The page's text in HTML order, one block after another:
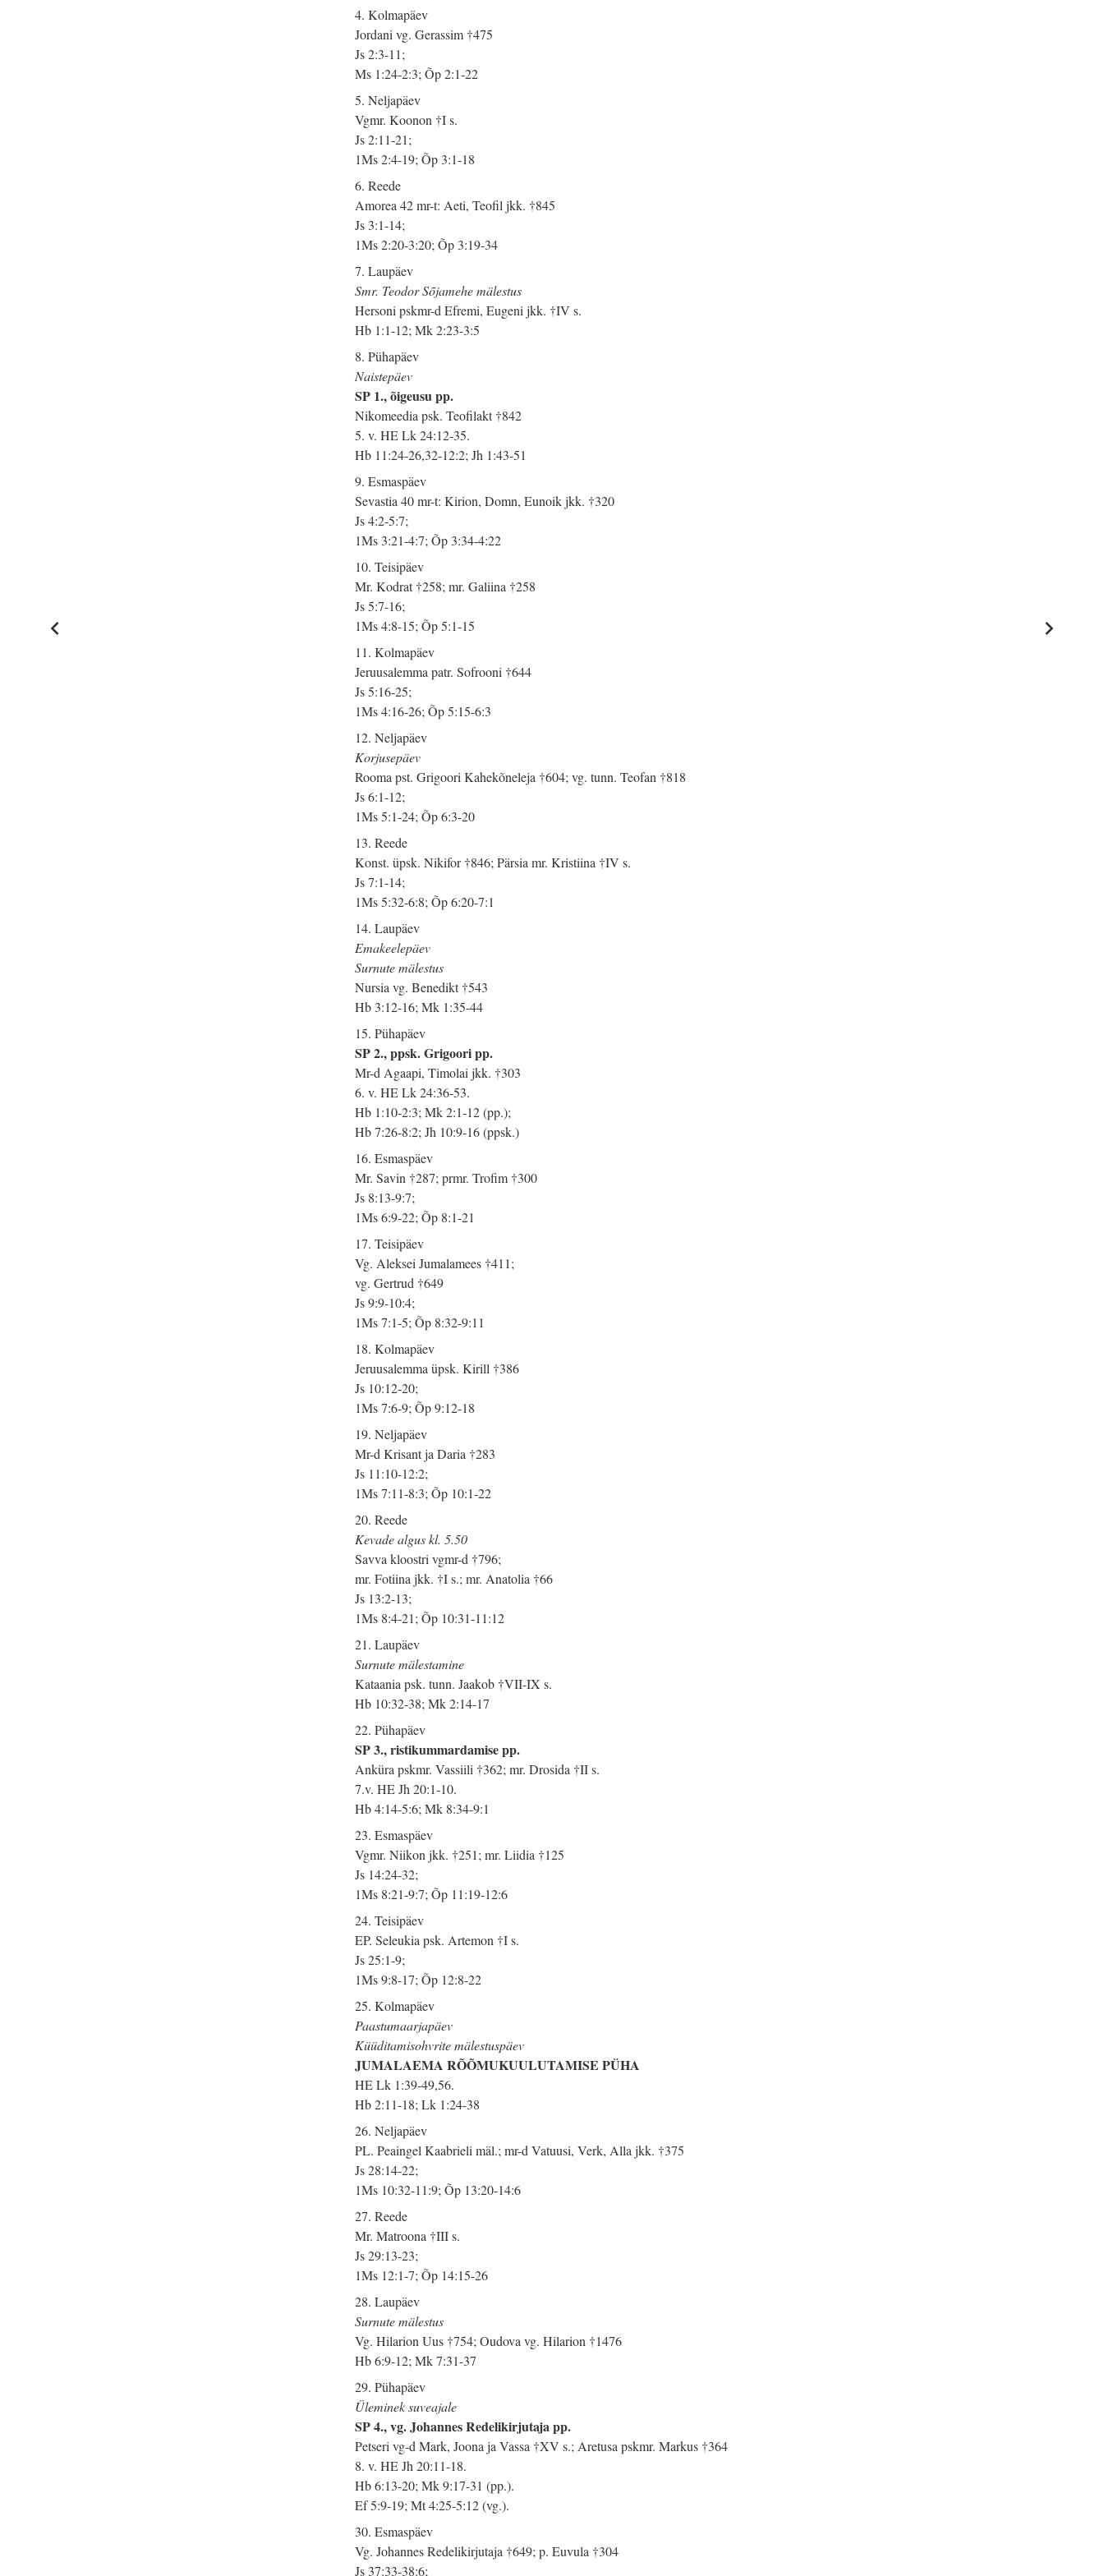
4. Kolmapäev
Jordani vg. Gerassim †475
Js 2:3-11;
Ms 1:24-2:3; Õp 2:1-22
5. Neljapäev
Vgmr. Koonon †I s.
Js 2:11-21;
1Ms 2:4-19; Õp 3:1-18
6. Reede
Amorea 42 mr-t: Aeti, Teofil jkk. †845
Js 3:1-14;
1Ms 2:20-3:20; Õp 3:19-34
7. Laupäev
Smr. Teodor Sõjamehe mälestus
Hersoni pskmr-d Efremi, Eugeni jkk. †IV s.
Hb 1:1-12; Mk 2:23-3:5
8. Pühapäev
Naistepäev
SP 1., õigeusu pp.
Nikomeedia psk. Teofilakt †842
5. v. HE Lk 24:12-35.
Hb 11:24-26,32-12:2; Jh 1:43-51
9. Esmaspäev
Sevastia 40 mr-t: Kirion, Domn, Eunoik jkk. †320
Js 4:2-5:7;
1Ms 3:21-4:7; Õp 3:34-4:22
10. Teisipäev
Mr. Kodrat †258; mr. Galiina †258
Js 5:7-16;
1Ms 4:8-15; Õp 5:1-15
11. Kolmapäev
Jeruusalemma patr. Sofrooni †644
Js 5:16-25;
1Ms 4:16-26; Õp 5:15-6:3
12. Neljapäev
Korjusepäev
Rooma pst. Grigoori Kahekõneleja †604; vg. tunn. Teofan †818
Js 6:1-12;
1Ms 5:1-24; Õp 6:3-20
13. Reede
Konst. üpsk. Nikifor †846; Pärsia mr. Kristiina †IV s.
Js 7:1-14;
1Ms 5:32-6:8; Õp 6:20-7:1
14. Laupäev
Emakeelepäev
Surnute mälestus
Nursia vg. Benedikt †543
Hb 3:12-16; Mk 1:35-44
15. Pühapäev
SP 2., ppsk. Grigoori pp.
Mr-d Agaapi, Timolai jkk. †303
6. v. HE Lk 24:36-53.
Hb 1:10-2:3; Mk 2:1-12 (pp.);
Hb 7:26-8:2; Jh 10:9-16 (ppsk.)
16. Esmaspäev
Mr. Savin †287; prmr. Trofim †300
Js 8:13-9:7;
1Ms 6:9-22; Õp 8:1-21
17. Teisipäev
Vg. Aleksei Jumalamees †411;
vg. Gertrud †649
Js 9:9-10:4;
1Ms 7:1-5; Õp 8:32-9:11
18. Kolmapäev
Jeruusalemma üpsk. Kirill †386
Js 10:12-20;
1Ms 7:6-9; Õp 9:12-18
19. Neljapäev
Mr-d Krisant ja Daria †283
Js 11:10-12:2;
1Ms 7:11-8:3; Õp 10:1-22
20. Reede
Kevade algus kl. 5.50
Savva kloostri vgmr-d †796;
mr. Fotiina jkk. †I s.; mr. Anatolia †66
Js 13:2-13;
1Ms 8:4-21; Õp 10:31-11:12
21. Laupäev
Surnute mälestamine
Kataania psk. tunn. Jaakob †VII-IX s.
Hb 10:32-38; Mk 2:14-17
22. Pühapäev
SP 3., ristikummardamise pp.
Anküra pskmr. Vassiili †362; mr. Drosida †II s.
7.v. HE Jh 20:1-10.
Hb 4:14-5:6; Mk 8:34-9:1
23. Esmaspäev
Vgmr. Niikon jkk. †251; mr. Liidia †125
Js 14:24-32;
1Ms 8:21-9:7; Õp 11:19-12:6
24. Teisipäev
EP. Seleukia psk. Artemon †I s.
Js 25:1-9;
1Ms 9:8-17; Õp 12:8-22
25. Kolmapäev
Paastumaarjapäev
Küüditamisohvrite mälestuspäev
JUMALAEMA RÕÕMUKUULUTAMISE PÜHA
HE Lk 1:39-49,56.
Hb 2:11-18; Lk 1:24-38
26. Neljapäev
PL. Peaingel Kaabrieli mäl.; mr-d Vatuusi, Verk, Alla jkk. †375
Js 28:14-22;
1Ms 10:32-11:9; Õp 13:20-14:6
27. Reede
Mr. Matroona †III s.
Js 29:13-23;
1Ms 12:1-7; Õp 14:15-26
28. Laupäev
Surnute mälestus
Vg. Hilarion Uus †754; Oudova vg. Hilarion †1476
Hb 6:9-12; Mk 7:31-37
29. Pühapäev
Üleminek suveajale
SP 4., vg. Johannes Redelikirjutaja pp.
Petseri vg-d Mark, Joona ja Vassa †XV s.; Aretusa pskmr. Markus †364
8. v. HE Jh 20:11-18.
Hb 6:13-20; Mk 9:17-31 (pp.).
Ef 5:9-19; Mt 4:25-5:12 (vg.).
30. Esmaspäev
Vg. Johannes Redelikirjutaja †649; p. Euvula †304
Js 37:33-38:6;